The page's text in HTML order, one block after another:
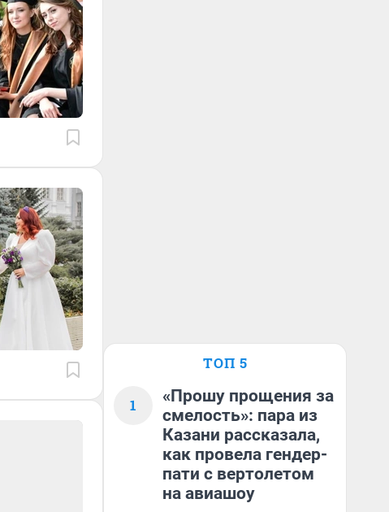
ТОП 5
1
«Прошу прощения за
смелость»: пара из
Казани рассказала,
как провела гендер-
пати с вертолетом
на авиашоу